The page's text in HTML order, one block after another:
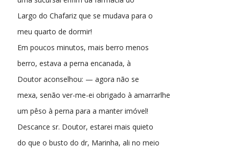
Largo do Chafariz que se mudava para o
meu quarto de dormir!
Em poucos minutos, mais berro menos
berro, estava a perna encanada, à
Doutor aconselhou: — agora não se
mexa, senão ver-me-ei obrigado à amarrarlhe
um pêso à perna para a manter imóvel!
Descance sr. Doutor, estarei mais quieto
do que o busto do dr, Marinha, ali no meio